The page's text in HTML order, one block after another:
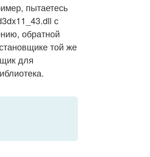
пытаетесь
с
обратной
той же
для